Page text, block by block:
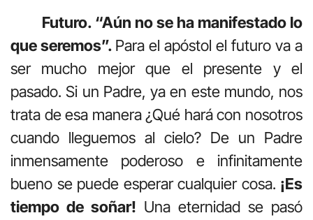
Futuro. “Aún no se ha manifestado lo
que seremos”. Para el apóstol el futuro va a
ser mucho mejor que el presente y el
pasado. Si un Padre, ya en este mundo, nos
trata de esa manera ¿Qué hará con nosotros
cuando lleguemos al cielo? De un Padre
inmensamente poderoso e infinitamente
bueno se puede esperar cualquier cosa. ¡Es
tiempo de soñar! Una eternidad se pasó